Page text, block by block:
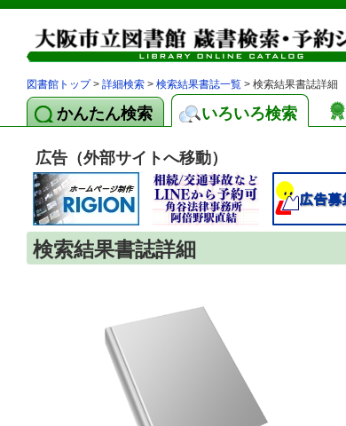
図書館トップ> 詳細検索 > 検索結果書誌一覧 > 検索結果書誌詳細
かんたん検索 いろいろ検索
広告（外部サイトへ移動）
検索結果書誌詳細